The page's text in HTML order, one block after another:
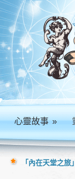
心靈故事»
「內在天堂之